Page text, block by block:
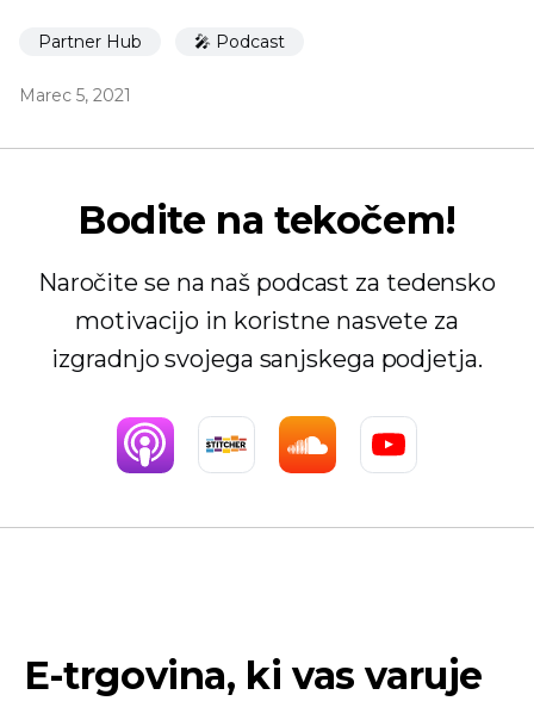
Partner Hub 🎤 Podcast
Marec 5, 2021
Bodite na tekočem!
Naročite se na naš podcast za tedensko
motivacijo in koristne nasvete za
izgradnjo svojega sanjskega podjetja.
E-trgovina, ki vas varuje